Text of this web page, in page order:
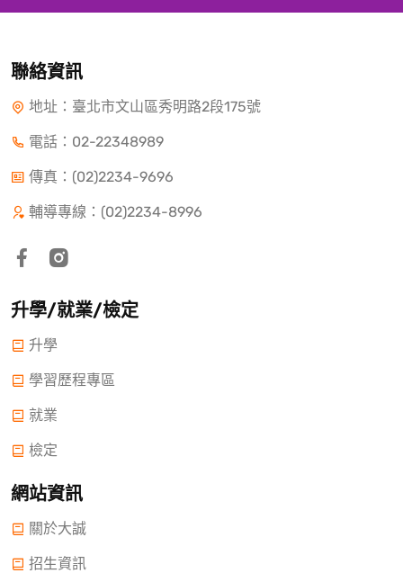
聯絡資訊
地址：臺北市文山區秀明路2段175號
電話： 02-22348989
傳真：(02)2234-9696
輔導專線：(02)2234-8996
升學/就業/檢定
升學
學習歷程專區
就業
檢定
網站資訊
關於大誠
招生資訊